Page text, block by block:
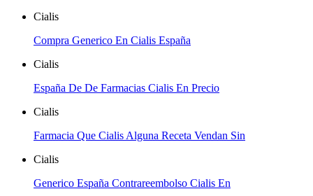
Cialis
Compra Generico En Cialis España
Cialis
España De De Farmacias Cialis En Precio
Cialis
Farmacia Que Cialis Alguna Receta Vendan Sin
Cialis
Generico España Contrareembolso Cialis En